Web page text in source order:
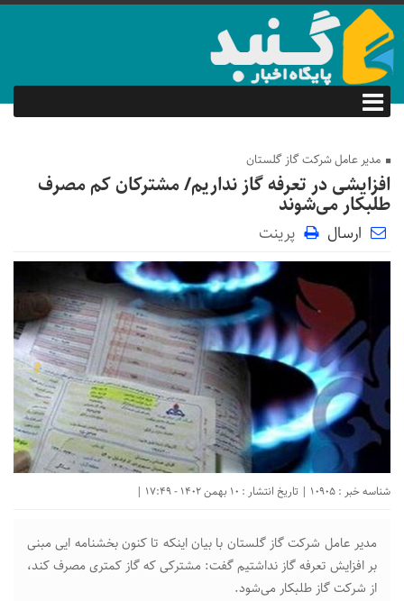
مدیر عامل شرکت گاز گلستان
افزایشی در تعرفه گاز نداریم/ مشترکان کم مصرف
طلبکار می‌شوند
ارسال پرینت
شناسه خبر : 10905 | تاریخ انتشار : 10 بهمن 1402 - 17:49 |
مدیر عامل شرکت گاز گلستان با بیان اینکه تا کنون بخشنامه ایی مبنی
بر افزایش تعرفه گاز نداشتیم گفت: مشترکی که گاز کمتری مصرف کند،
از شرکت گاز طلبکار می‌شود.